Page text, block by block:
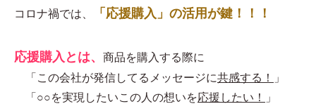
コロナ禍では、 「応援購入」の活用が鍵！！！
応援購入とは、 商品を購入する際に
「この会社が発信してるメッセージに共感する！
」
「○○を実現したいこの人の想いを応援したい！
」